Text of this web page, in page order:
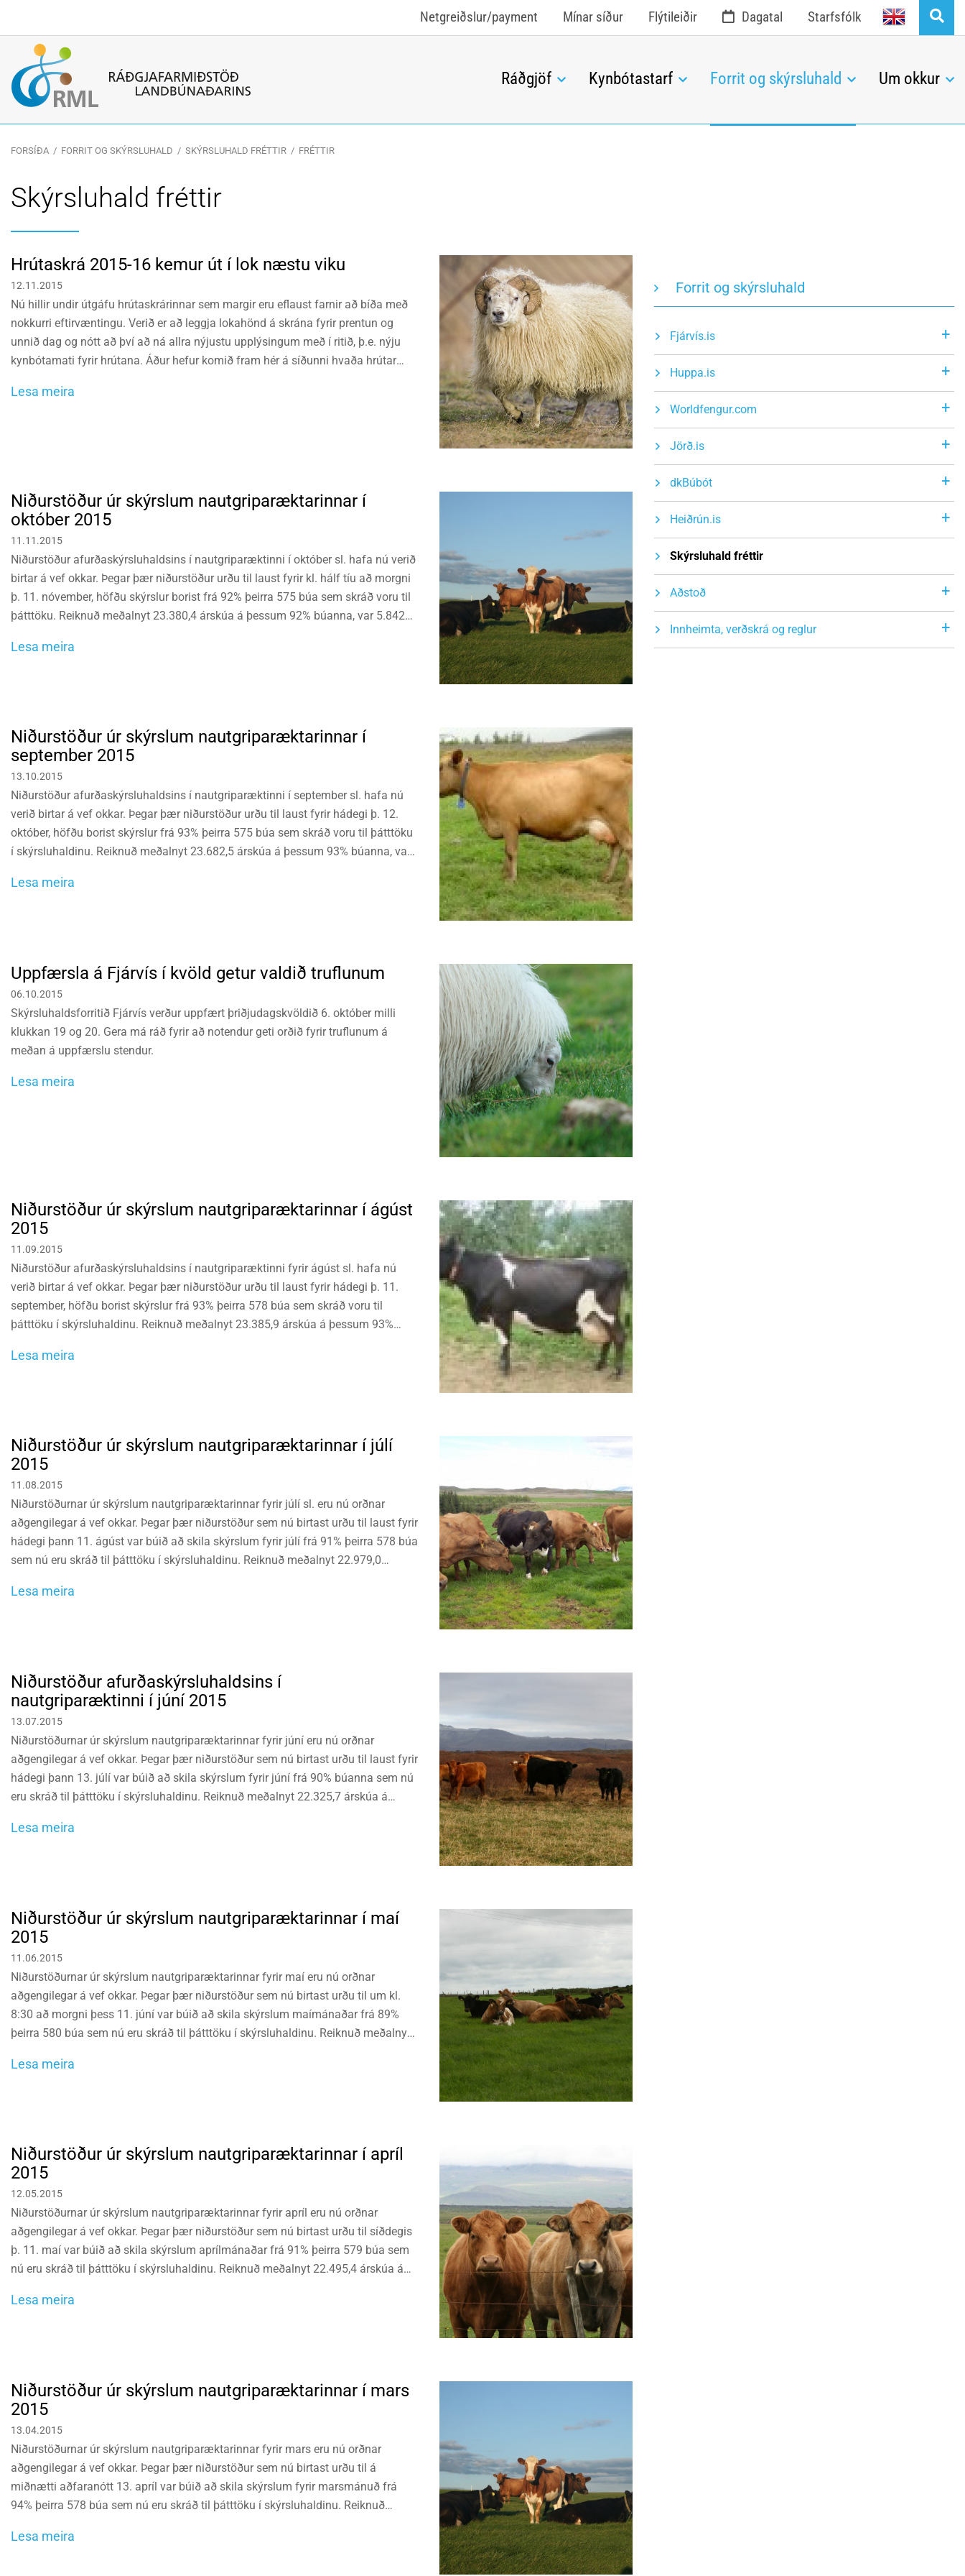
Ráðgjöf Kynbótastarf Forrit og skýrsluhald Um okkur
Netgreiðslur/payment Mínar síður Flýtileiðir Dagatal Starfsfólk English
Leitarorð
FORSÍÐA / FORRIT OG SKÝRSLUHALD / SKÝRSLUHALD FRÉTTIR / FRÉTTIR
Skýrsluhald fréttir
Hrútaskrá 2015-16 kemur út í lok næstu viku
12.11.2015
Nú hillir undir útgáfu hrútaskrárinnar sem margir eru eflaust farnir að bíða með
nokkurri eftirvæntingu. Verið er að leggja lokahönd á skrána fyrir prentun og
unnið dag og nótt að því að ná allra nýjustu upplýsingum með í ritið, þ.e. nýju
kynbótamati fyrir hrútana. Áður hefur komið fram hér á síðunni hvaða hrútar
45 kynbótahrúta.
Lesa meira
Niðurstöður úr skýrslum nautgriparæktarinnar í
október 2015
11.11.2015
Niðurstöður afurðaskýrsluhaldsins í nautgriparæktinni í október sl. hafa nú verið
birtar á vef okkar. Þegar þær niðurstöður urðu til laust fyrir kl. hálf tíu að morgni
þ. 11. nóvember, höfðu skýrslur borist frá 92% þeirra 575 búa sem skráð voru til
þátttöku. Reiknuð meðalnyt 23.380,4 árskúa á þessum 92% búanna, var 5.842
Lesa meira
Niðurstöður úr skýrslum nautgriparæktarinnar í
september 2015
13.10.2015
Niðurstöður afurðaskýrsluhaldsins í nautgriparæktinni í september sl. hafa nú
verið birtar á vef okkar. Þegar þær niðurstöður urðu til laust fyrir hádegi þ. 12.
október, höfðu borist skýrslur frá 93% þeirra 575 búa sem skráð voru til þátttöku
í skýrsluhaldinu. Reiknuð meðalnyt 23.682,5 árskúa á þessum 93% búanna, var
Lesa meira
Uppfærsla á Fjárvís í kvöld getur valdið truflunum
06.10.2015
Skýrsluhaldsforritið Fjárvís verður uppfært þriðjudagskvöldið 6. október milli
klukkan 19 og 20. Gera má ráð fyrir að notendur geti orðið fyrir truflunum á
meðan á uppfærslu stendur.
Lesa meira
Niðurstöður úr skýrslum nautgriparæktarinnar í ágúst
2015
11.09.2015
Niðurstöður afurðaskýrsluhaldsins í nautgriparæktinni fyrir ágúst sl. hafa nú
verið birtar á vef okkar. Þegar þær niðurstöður urðu til laust fyrir hádegi þ. 11.
september, höfðu borist skýrslur frá 93% þeirra 578 búa sem skráð voru til
þátttöku í skýrsluhaldinu. Reiknuð meðalnyt 23.385,9 árskúa á þessum 93%
Lesa meira
Niðurstöður úr skýrslum nautgriparæktarinnar í júlí
2015
11.08.2015
Niðurstöðurnar úr skýrslum nautgriparæktarinnar fyrir júlí sl. eru nú orðnar
aðgengilegar á vef okkar. Þegar þær niðurstöður sem nú birtast urðu til laust fyrir
hádegi þann 11. ágúst var búið að skila skýrslum fyrir júlí frá 91% þeirra 578 búa
sem nú eru skráð til þátttöku í skýrsluhaldinu. Reiknuð meðalnyt 22.979,0
Meðalfjöldi árskúa á þessum búum við uppgjörið nú var 43,7.
Lesa meira
Niðurstöður afurðaskýrsluhaldsins í
nautgriparæktinni í júní 2015
13.07.2015
Niðurstöðurnar úr skýrslum nautgriparæktarinnar fyrir júní eru nú orðnar
aðgengilegar á vef okkar. Þegar þær niðurstöður sem nú birtast urðu til laust fyrir
hádegi þann 13. júlí var búið að skila skýrslum fyrir júní frá 90% búanna sem nú
eru skráð til þátttöku í skýrsluhaldinu. Reiknuð meðalnyt 22.325,7 árskúa á
Lesa meira
Niðurstöður úr skýrslum nautgriparæktarinnar í maí
2015
11.06.2015
Niðurstöðurnar úr skýrslum nautgriparæktarinnar fyrir maí eru nú orðnar
aðgengilegar á vef okkar. Þegar þær niðurstöður sem nú birtast urðu til um kl.
8:30 að morgni þess 11. júní var búið að skila skýrslum maímánaðar frá 89%
þeirra 580 búa sem nú eru skráð til þátttöku í skýrsluhaldinu. Reiknuð meðalnyt
Lesa meira
Niðurstöður úr skýrslum nautgriparæktarinnar í apríl
2015
12.05.2015
Niðurstöðurnar úr skýrslum nautgriparæktarinnar fyrir apríl eru nú orðnar
aðgengilegar á vef okkar. Þegar þær niðurstöður sem nú birtast urðu til síðdegis
þ. 11. maí var búið að skila skýrslum aprílmánaðar frá 91% þeirra 579 búa sem
nú eru skráð til þátttöku í skýrsluhaldinu. Reiknuð meðalnyt 22.495,4 árskúa á
Lesa meira
Niðurstöður úr skýrslum nautgriparæktarinnar í mars
2015
13.04.2015
Niðurstöðurnar úr skýrslum nautgriparæktarinnar fyrir mars eru nú orðnar
aðgengilegar á vef okkar. Þegar þær niðurstöður sem nú birtast urðu til á
miðnætti aðfaranótt 13. apríl var búið að skila skýrslum fyrir marsmánuð frá
94% þeirra 578 búa sem nú eru skráð til þátttöku í skýrsluhaldinu. Reiknuð
mánuði.
Lesa meira
Forrit og skýrsluhald
Fjárvís.is
Huppa.is
Worldfengur.com
Jörð.is
dkBúbót
Heiðrún.is
Skýrsluhald fréttir
Aðstoð
Innheimta, verðskrá og reglur